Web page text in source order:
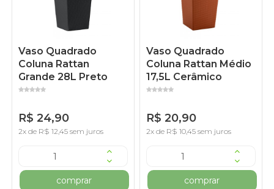
Vaso Quadrado
Coluna Rattan
Grande 28L Preto
R$ 24,90
2x de R$ 12,45 sem juros
comprar
Vaso Quadrado
Coluna Rattan Médio
17,5L Cerâmico
R$ 20,90
2x de R$ 10,45 sem juros
comprar